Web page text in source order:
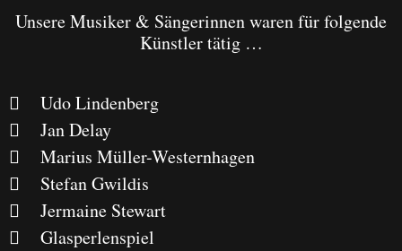
Unsere Musiker & Sängerinnen waren für folgende
Künstler tätig …
Udo Lindenberg
Jan Delay
Marius Müller-Westernhagen
Stefan Gwildis
Jermaine Stewart
Glasperlenspiel